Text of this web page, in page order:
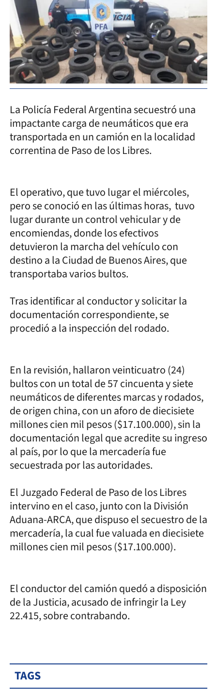
La Policía Federal Argentina secuestró una
impactante carga de neumáticos que era
transportada en un camión en la localidad
correntina de Paso de los Libres.
El operativo, que tuvo lugar el miércoles,
pero se conoció en las últimas horas, tuvo
lugar durante un control vehicular y de
encomiendas, donde los efectivos
detuvieron la marcha del vehículo con
destino a la Ciudad de Buenos Aires, que
transportaba varios bultos.
Tras identificar al conductor y solicitar la
documentación correspondiente, se
procedió a la inspección del rodado.
En la revisión, hallaron veinticuatro (24)
bultos con un total de 57 cincuenta y siete
neumáticos de diferentes marcas y rodados,
de origen china, con un aforo de diecisiete
millones cien mil pesos ($17.100.000), sin la
documentación legal que acredite su ingreso
al país, por lo que la mercadería fue
secuestrada por las autoridades.
El Juzgado Federal de Paso de los Libres
intervino en el caso, junto con la División
Aduana-ARCA, que dispuso el secuestro de la
mercadería, la cual fue valuada en diecisiete
millones cien mil pesos ($17.100.000).
El conductor del camión quedó a disposición
de la Justicia, acusado de infringir la Ley
22.415, sobre contrabando.
TAGS